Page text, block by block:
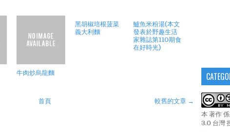
牛肉炒烏龍麵
黑胡椒培根菠菜
義大利麵
鱸魚米粉湯(本文
發表於野趣生活
家雜誌第110期食
在好時光)
較舊的文章 →
首頁
本 著作
3.0 台灣